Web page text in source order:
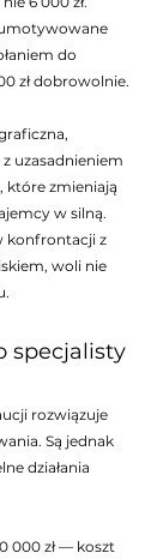
do
zł dobrowolnie.
uzasadnieniem
które zmieniają
w silną.
konfrontacji z
woli nie
specjalisty
rozwiązuje
Są jednak
działania
000 zł — koszt